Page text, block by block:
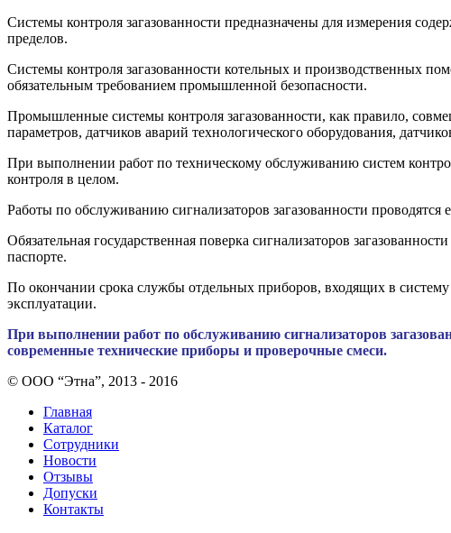
Системы контроля загазованности предназначены для измерения
пределов.
Системы контроля загазованности котельных и производственных
обязательным требованием промышленной безопасности.
Промышленные системы контроля загазованности, как правило,
параметров, датчиков аварий технологического оборудования,
При выполнении работ по техническому обслуживанию систем
контроля в целом.
Работы по обслуживанию сигнализаторов загазованности
Обязательная государственная поверка сигнализаторов
паспорте.
По окончании срока службы отдельных приборов, входящих в
эксплуатации.
При выполнении работ по обслуживанию сигнализаторов
современные технические приборы и проверочные смеси.
© ООО “Этна”, 2013 - 2016
Главная
Каталог
Сотрудники
Новости
Отзывы
Допуски
Контакты